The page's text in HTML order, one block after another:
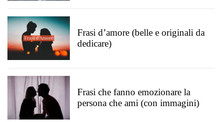
Frasi d’amore (belle e originali da
dedicare)
Frasi che fanno emozionare la
persona che ami (con immagini)